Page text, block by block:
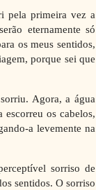
pela primeira vez a
eternamente só
os meus sentidos,
porque sei que
Agora, a água
os cabelos,
a levemente na
sorriso de
sentidos. O sorriso